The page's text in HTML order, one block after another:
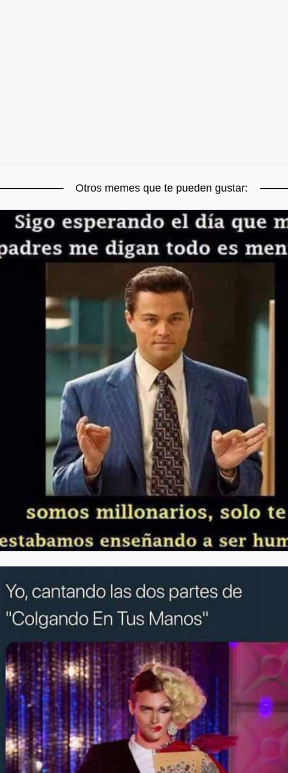
Otros memes que te pueden gustar: